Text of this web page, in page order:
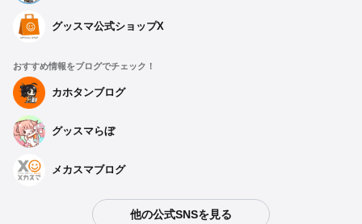
グッスマ公式ショップX
おすすめ情報をブログでチェック！
カホタンブログ
グッスマらぼ
メカスマブログ
他の公式SNSを見る